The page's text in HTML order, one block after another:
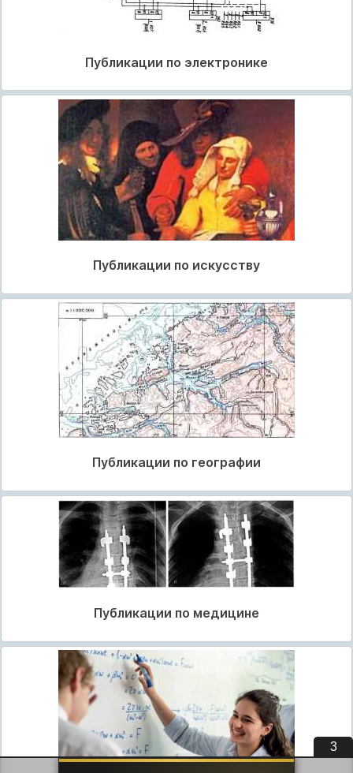
Публикации по электронике
Публикации по искусству
Публикации по географии
Публикации по медицине
3